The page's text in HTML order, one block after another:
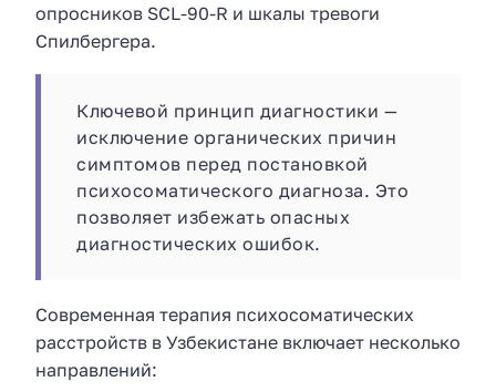
опросников SCL-90-R и шкалы тревоги
Спилбергера.
Ключевой принцип диагностики —
исключение органических причин
симптомов перед постановкой
психосоматического диагноза. Это
позволяет избежать опасных
диагностических ошибок.
Современная терапия психосоматических
расстройств в Узбекистане включает несколько
направлений: